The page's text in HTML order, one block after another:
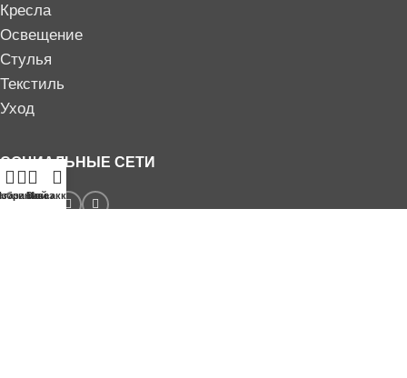
Кресла
Освещение
Стулья
Текстиль
Уход
СОЦИАЛЬНЫЕ СЕТИ
Заказ
Мой аккаунт